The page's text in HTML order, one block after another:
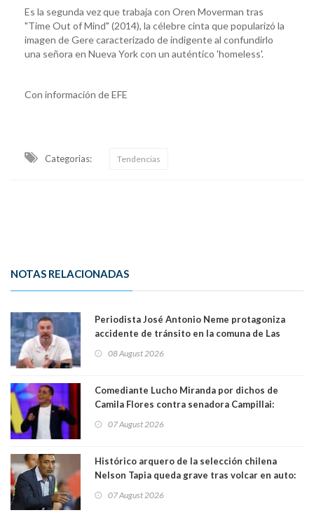
Es la segunda vez que trabaja con Oren Moverman tras
"Time Out of Mind" (2014), la célebre cinta que popularizó la
imagen de Gere caracterizado de indigente al confundirlo
una señora en Nueva York con un auténtico 'homeless'.
Con información de EFE
Categorias: Tendencias
NOTAS RELACIONADAS
Periodista José Antonio Neme protagoniza
accidente de tránsito en la comuna de Las
08 August 2026
Comediante Lucho Miranda por dichos de
Camila Flores contra senadora Campillai:
forma de quitar dignidad"
07 August 2026
Histórico arquero de la selección chilena
Nelson Tapia queda grave tras volcar en auto:
07 August 2026